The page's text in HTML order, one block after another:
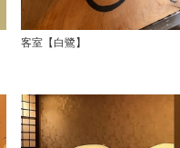
客室【白鷺】